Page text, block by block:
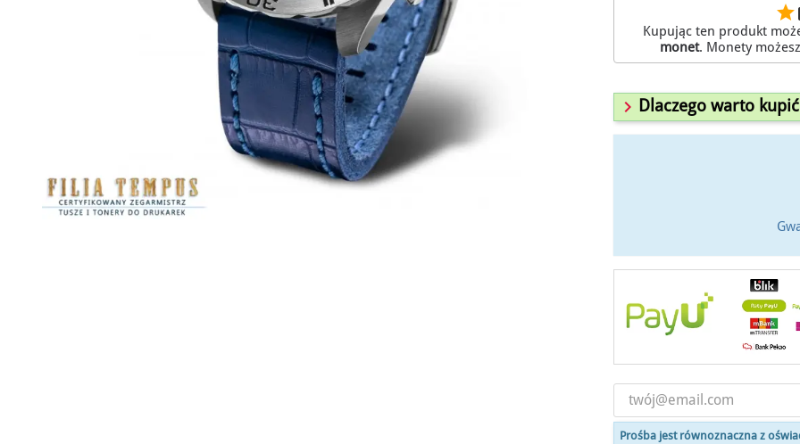
star
Kupując ten produkt
monet. Monety
 Dlaczego warto
Prośba jest równoznaczna z